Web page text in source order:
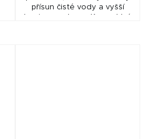
přísun čisté vody a vyšší